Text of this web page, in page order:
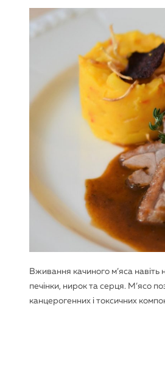
Вживання качиного м’яса навіть
печінки, нирок та серця. М’ясо
канцерогенних і токсичних